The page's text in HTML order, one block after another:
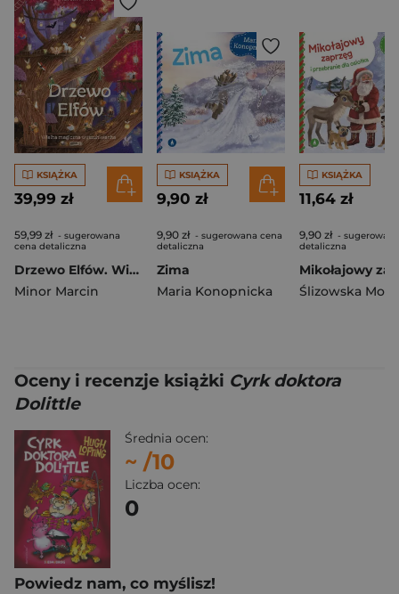
KSIĄŻKA
39,99 zł
59,99 zł - sugerowana
cena detaliczna
Drzewo Elfów. Wielka magiczna wyszukiwanka
Minor Marcin
KSIĄŻKA
9,90 zł
9,90 zł - sugerowana cena
detaliczna
Zima
Maria Konopnicka
KSIĄŻKA
11,64 zł
9,90 zł -
detaliczna
Ślizowska
Oceny i recenzje książki Cyrk doktora
Dolittle
Średnia ocen:
~ /10
Liczba ocen:
0
Powiedz nam, co myślisz!